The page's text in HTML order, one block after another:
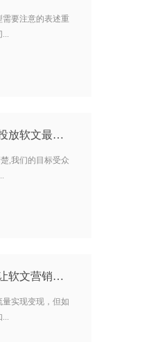
要注意的表述重
...
自媒体平台投放软文，这4种网站投放软文最有效…
,我们的目标受众
怎么做软文营销？教你5个步骤，让软文营销最大化…
实现变现，但如
...